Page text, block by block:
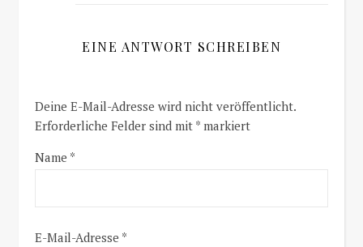
EINE ANTWORT SCHREIBEN
Deine E-Mail-Adresse wird nicht veröffentlicht.
Erforderliche Felder sind mit * markiert
Name *
E-Mail-Adresse *